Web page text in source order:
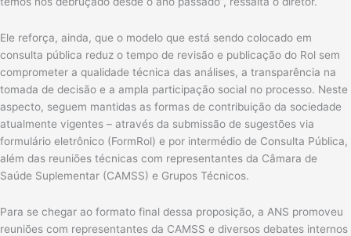
Ele reforça, ainda, que o modelo que está sendo colocado em
consulta pública reduz o tempo de revisão e publicação do Rol sem
comprometer a qualidade técnica das análises, a transparência na
tomada de decisão e a ampla participação social no processo. Neste
aspecto, seguem mantidas as formas de contribuição da sociedade
atualmente vigentes – através da submissão de sugestões via
formulário eletrônico (FormRol) e por intermédio de Consulta Pública,
além das reuniões técnicas com representantes da Câmara de
Saúde Suplementar (CAMSS) e Grupos Técnicos.
Para se chegar ao formato final dessa proposição, a ANS promoveu
reuniões com representantes da CAMSS e diversos debates internos